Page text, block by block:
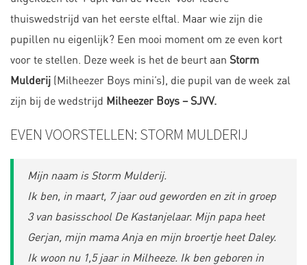
thuiswedstrijd van het eerste elftal. Maar wie zijn die
pupillen nu eigenlijk? Een mooi moment om ze even kort
voor te stellen. Deze week is het de beurt aan Storm
Mulderij (Milheezer Boys mini’s), die pupil van de week zal
zijn bij de wedstrijd Milheezer Boys – SJVV.
EVEN VOORSTELLEN: STORM MULDERIJ
Mijn naam is Storm Mulderij.
Ik ben, in maart, 7 jaar oud geworden en zit in groep
3 van basisschool De Kastanjelaar. Mijn papa heet
Gerjan, mijn mama Anja en mijn broertje heet Daley.
Ik woon nu 1,5 jaar in Milheeze. Ik ben geboren in